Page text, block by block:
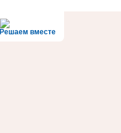
Решаем вместе